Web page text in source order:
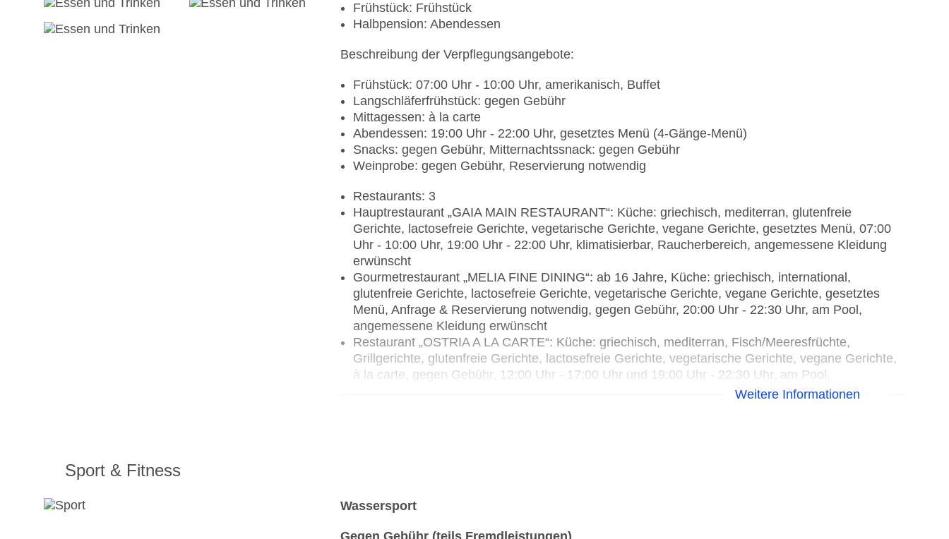
Frühstück: Frühstück
Halbpension: Abendessen
Beschreibung der Verpflegungsangebote:
Frühstück: 07:00 Uhr - 10:00 Uhr, amerikanisch, Buffet
Langschläferfrühstück: gegen Gebühr
Mittagessen: à la carte
Abendessen: 19:00 Uhr - 22:00 Uhr, gesetztes Menü (4-Gänge-Menü)
Snacks: gegen Gebühr, Mitternachtssnack: gegen Gebühr
Weinprobe: gegen Gebühr, Reservierung notwendig
Restaurants: 3
Hauptrestaurant „GAIA MAIN RESTAURANT“: Küche: griechisch, mediterran, glutenfreie
Gerichte, lactosefreie Gerichte, vegetarische Gerichte, vegane Gerichte, gesetztes Menü, 07:00
Uhr - 10:00 Uhr, 19:00 Uhr - 22:00 Uhr, klimatisierbar, Raucherbereich, angemessene Kleidung
erwünscht
Gourmetrestaurant „MELIA FINE DINING“: ab 16 Jahre, Küche: griechisch, international,
glutenfreie Gerichte, lactosefreie Gerichte, vegetarische Gerichte, vegane Gerichte, gesetztes
Menü, Anfrage & Reservierung notwendig, gegen Gebühr, 20:00 Uhr - 22:30 Uhr, am Pool,
angemessene Kleidung erwünscht
Restaurant „OSTRIA A LA CARTE“: Küche: griechisch, mediterran, Fisch/Meeresfrüchte,
Grillgerichte, glutenfreie Gerichte, lactosefreie Gerichte, vegetarische Gerichte, vegane Gerichte,
à la carte, gegen Gebühr, 12:00 Uhr - 17:00 Uhr und 19:00 Uhr - 22:30 Uhr, am Pool,
Weitere Informationen
Sport & Fitness
Wassersport